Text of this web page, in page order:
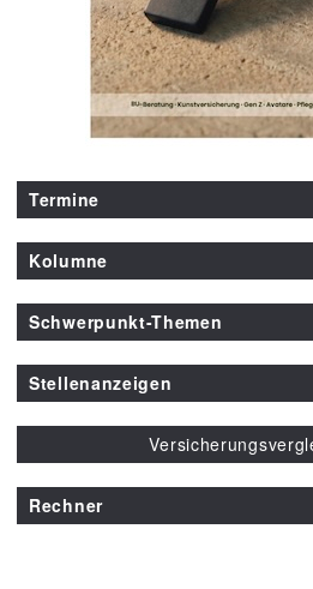
Termine
Kolumne
Schwerpunkt-Themen
Stellenanzeigen
Rechner